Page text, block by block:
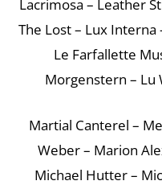
Lacrimosa – Leather
The Lost – Lux Interna
Le Farfallette
Morgenstern – Lu
Martial Canterel –
Weber – Marion
Michael Hutter –